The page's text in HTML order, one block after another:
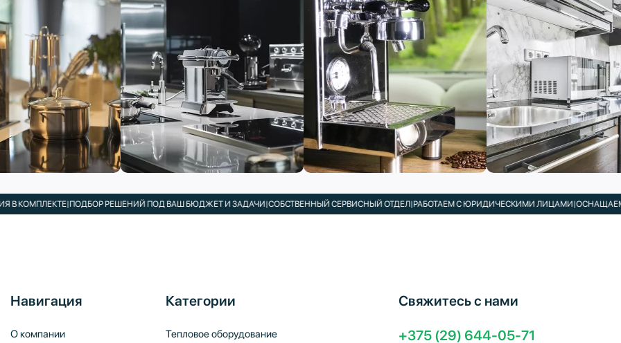
|ПОДБОР РЕШЕНИЙ ПОД ВАШ БЮДЖЕТ И ЗАДАЧИ|СОБСТВЕННЫЙ СЕРВИСНЫЙ ОТДЕЛ|РАБОТАЕМ С ЮРИДИЧЕСКИМИ ЛИЦАМИ|ОСНАЩАЕМ КАФЕ,
Навигация
О компании
Категории
Тепловое оборудование
Свяжитесь с нами
+375 (29) 644-05-71